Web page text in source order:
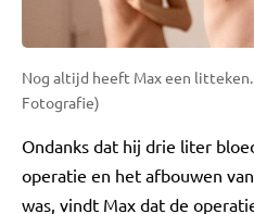
Nog altijd heeft Max een
Fotografie)
Ondanks dat hij drie liter
operatie en het afbouwen
was, vindt Max dat de